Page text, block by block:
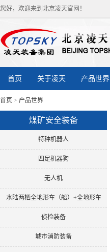
您好，欢迎来到北京凌天官网！
首页 关于凌天 产品世界
首页 > 产品世界
煤矿安全装备
特种机器人
四足机器狗
无人机
水陆两栖全地形车（船）+全地形车
侦检装备
城市消防装备